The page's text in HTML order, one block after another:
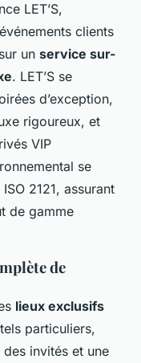
LET’S,
clients
un service sur-
. LET’S se
d’exception,
rigoureux, et
VIP
se
2121, assurant
de gamme
de
lieux exclusifs
particuliers,
invités et une